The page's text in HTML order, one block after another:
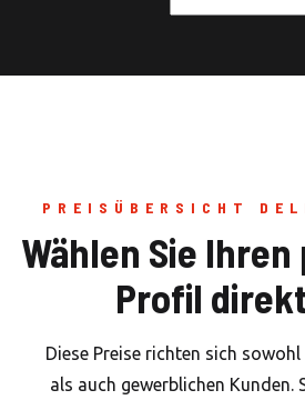
PREISÜBERSICHT
Wählen Sie
Profil
Diese Preise richten sich
als auch gewerblichen Kunden.